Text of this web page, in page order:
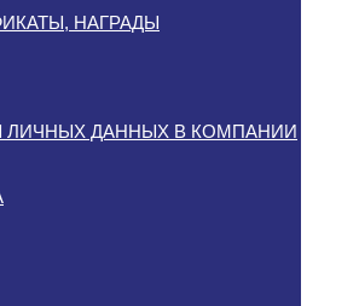
НАГРАДЫ
ЛИЧНЫХ ДАННЫХ В КОМПАНИИ